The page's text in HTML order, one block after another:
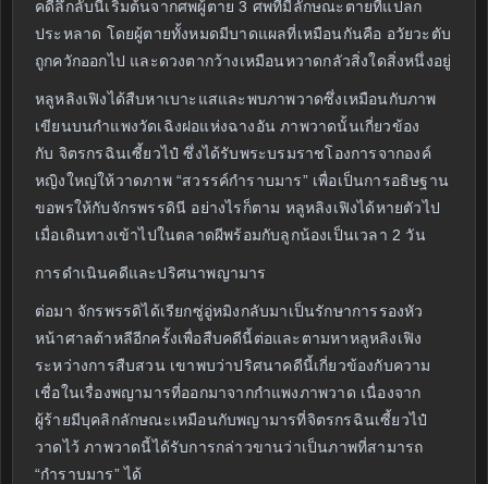
คดีลึกลับนี้เริ่มต้นจากศพผู้ตาย 3 ศพที่มีลักษณะตายที่แปลก
ประหลาด โดยผู้ตายทั้งหมดมีบาดแผลที่เหมือนกันคือ อวัยวะตับ
ถูกควักออกไป และดวงตากว้างเหมือนหวาดกลัวสิ่งใดสิ่งหนึ่งอยู่
หลูหลิงเฟิงได้สืบหาเบาะแสและพบภาพวาดซึ่งเหมือนกับภาพ
เขียนบนกำแพงวัดเฉิงฝอแห่งฉางอัน ภาพวาดนั้นเกี่ยวข้อง
กับ จิตรกรฉินเซี้ยวไป๋ ซึ่งได้รับพระบรมราชโองการจากองค์
หญิงใหญ่ให้วาดภาพ “สวรรค์กำราบมาร” เพื่อเป็นการอธิษฐาน
ขอพรให้กับจักรพรรดินี อย่างไรก็ตาม หลูหลิงเฟิงได้หายตัวไป
เมื่อเดินทางเข้าไปในตลาดผีพร้อมกับลูกน้องเป็นเวลา 2 วัน
การดำเนินคดีและปริศนาพญามาร
ต่อมา จักรพรรดิได้เรียกซู่อู่หมิงกลับมาเป็นรักษาการรองหัว
หน้าศาลต้าหลีอีกครั้งเพื่อสืบคดีนี้ต่อและตามหาหลูหลิงเฟิง
ระหว่างการสืบสวน เขาพบว่าปริศนาคดีนี้เกี่ยวข้องกับความ
เชื่อในเรื่องพญามารที่ออกมาจากกำแพงภาพวาด เนื่องจาก
ผู้ร้ายมีบุคลิกลักษณะเหมือนกับพญามารที่จิตรกรฉินเซี้ยวไป๋
วาดไว้ ภาพวาดนี้ได้รับการกล่าวขานว่าเป็นภาพที่สามารถ
“กำราบมาร” ได้